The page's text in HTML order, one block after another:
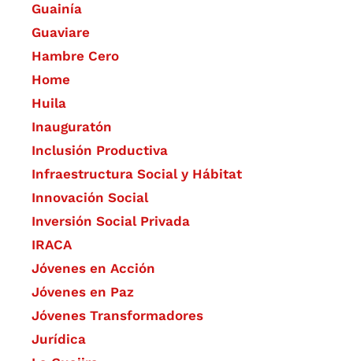
Guainía
Guaviare
Hambre Cero
Home
Huila
Inauguratón
Inclusión Productiva
Infraestructura Social y Hábitat
​Innovación Social
Inversión Social Privada
IRACA
Jóvenes en Acción
Jóvenes en Paz
Jóvenes Transformadores
Jurídica